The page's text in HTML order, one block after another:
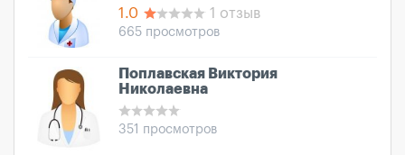
1.0
1 отзыв
665 просмотров
Поплавская Виктория
Николаевна
351 просмотров